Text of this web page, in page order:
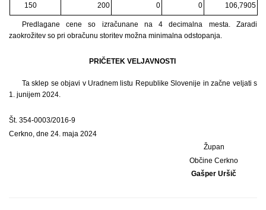
150
200 0 0 106,7905
Predlagane cene so izračunane na 4 decimalna mesta. Zaradi
zaokrožitev so pri obračunu storitev možna minimalna odstopanja.
PRIČETEK VELJAVNOSTI
Ta sklep se objavi v Uradnem listu Republike Slovenije in začne veljati s
1. junijem 2024.
Št. 354-0003/2016-9
Cerkno, dne 24. maja 2024
Župan
Občine Cerkno
Gašper Uršič